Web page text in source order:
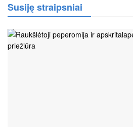
Susiję straipsniai